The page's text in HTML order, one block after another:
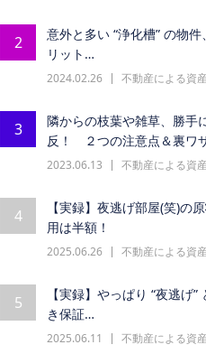
2
意外と多い “浄化槽” の物
リット…
2024.02.26 不動産による資
3
隣からの枝葉や雑草、勝手
反！ ２つの注意点＆裏ワ
2023.06.13 不動産による資
4
【実録】夜逃げ部屋(笑)の
用は半額！
2025.06.26 不動産による資
5
【実録】やっぱり “夜逃
き保証…
2025.06.11 不動産による資